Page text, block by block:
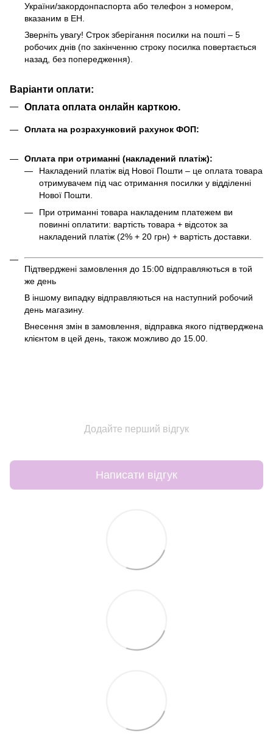
України/закордонпаспорта або телефон з номером,
вказаним в ЕН.
Зверніть увагу! Строк зберігання посилки на пошті – 5
робочих днів (по закінченню строку посилка повертається
назад, без попередження).
Варіанти оплати:
Оплата оплата онлайн карткою.
Оплата на розрахунковий рахунок ФОП:
Оплата при отриманні (накладений платіж):
Накладений платіж від Нової Пошти – це оплата товара
отримувачем під час отримання посилки у відділенні
Нової Пошти.
При отриманні товара накладеним платежем ви
повинні оплатити: вартість товара + відсоток за
накладений платіж (2% + 20 грн) + вартість доставки.
Підтверджені замовлення до 15:00 відправляються в той
же день
В іншому випадку відправляються на наступний робочий
день магазину.
Внесення змін в замовлення, відправка якого підтверджена
клієнтом в цей день, також можливо до 15.00.
Додайте перший відгук
Написати відгук